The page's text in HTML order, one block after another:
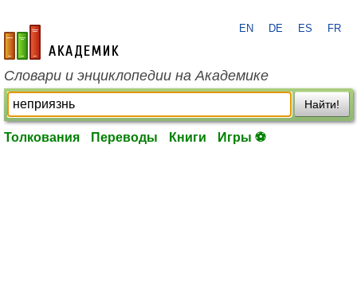
academic.ru
EN DE ES FR
Словари и энциклопедии на Академике
Найти!
Толкования Переводы Книги Игры ⚽